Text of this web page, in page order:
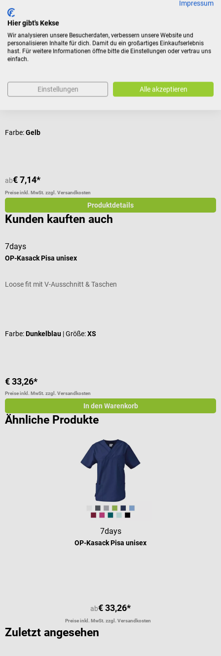
Zubehör
DocCheck Tools
Silikon-Schwesternuhr mit Clip "Tic"
Mit in der Dunkelheit fluoreszierenden Zeigern
Farbe:Gelb
ab€ 7,14*
Preise inkl. MwSt. zzgl. Versandkosten
Produktdetails
Kunden kauften auch
7days
OP-Kasack Pisa unisex
Loose fit mit V-Ausschnitt & Taschen
Farbe:Dunkelblau | Größe:XS
€ 33,26*
Preise inkl. MwSt. zzgl. Versandkosten
In den Warenkorb
Ähnliche Produkte
7days
OP-Kasack Pisa unisex
ab€ 33,26*
Preise inkl. MwSt. zzgl. Versandkosten
Zuletzt angesehen
Impressum
Hier gibt's Kekse
Wir analysieren unsere Besucherdaten, verbessern unsere Website und
personalisieren Inhalte für dich. Damit du ein großartiges Einkaufserlebnis
hast. Für weitere Informationen öffne bitte die Einstellungen oder vertrau uns
einfach.
Einstellungen Alle akzeptieren